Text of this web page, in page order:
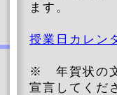
ます。
授業日カレン
※ 年賀状の
宣言してくだ